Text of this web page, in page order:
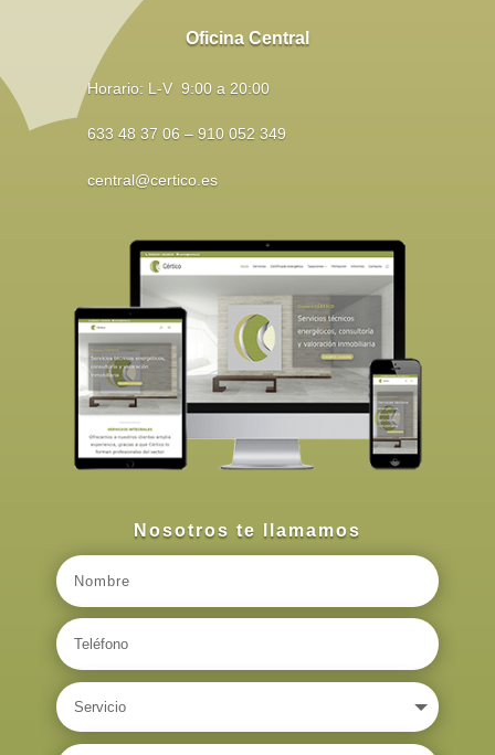
Oficina Central
Horario: L-V 9:00 a 20:00
633 48 37 06 – 910 052 349
central@certico.es
Nosotros te llamamos